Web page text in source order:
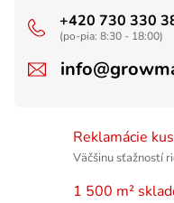
+420 730 330
(po-pia: 8:30 - 18:00)
Reklamácie
Väčšinu sťažností
1 500 m²